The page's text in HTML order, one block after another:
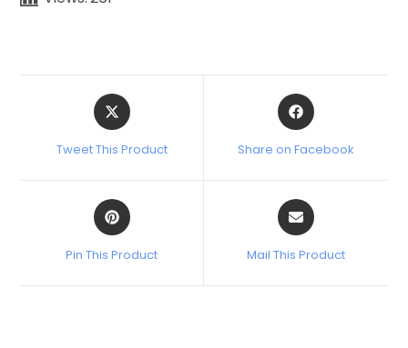
Tweet This Product Share on Facebook
Pin This Product Mail This Product